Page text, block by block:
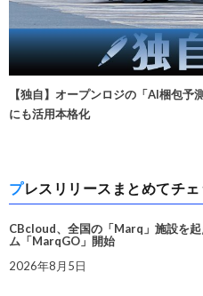
【独自】オープンロジの「AI梱包
にも活用本格化
プレスリリースまとめてチ
CBcloud、全国の「Marq」施設を
ム「MarqGO」開始
2026年8月5日